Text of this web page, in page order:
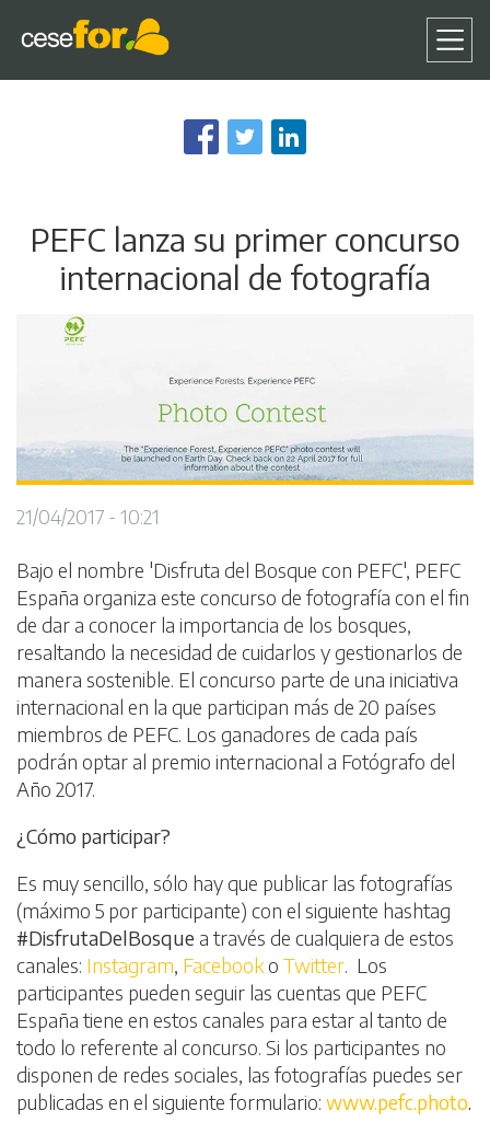
al
contenido
PEFC lanza su primer concurso
internacional de fotografía
21/04/2017 - 10:21
Bajo el nombre 'Disfruta del Bosque con PEFC', PEFC
España organiza este concurso de fotografía con el fin
de dar a conocer la importancia de los bosques,
resaltando la necesidad de cuidarlos y gestionarlos de
manera sostenible. El concurso parte de una iniciativa
internacional en la que participan más de 20 países
miembros de PEFC. Los ganadores de cada país
podrán optar al premio internacional a Fotógrafo del
Año 2017.
¿Cómo participar?
Es muy sencillo, sólo hay que publicar las fotografías
(máximo 5 por participante) con el siguiente hashtag
#DisfrutaDelBosque a través de cualquiera de estos
canales: Instagram Facebook o Twitter . Los
participantes pueden seguir las cuentas que PEFC
España tiene en estos canales para estar al tanto de
todo lo referente al concurso. Si los participantes no
disponen de redes sociales, las fotografías puedes ser
publicadas en el siguiente formulario: www.pefc.photo